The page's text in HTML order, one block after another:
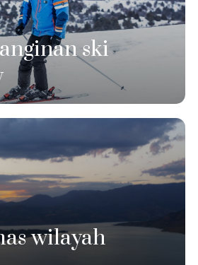
ski
wilayah